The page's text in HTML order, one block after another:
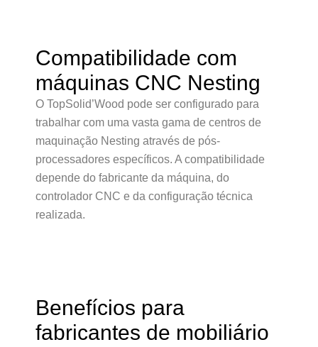
Compatibilidade com
máquinas CNC Nesting
O TopSolid’Wood pode ser configurado para
trabalhar com uma vasta gama de centros de
maquinação Nesting através de pós-
processadores específicos. A compatibilidade
depende do fabricante da máquina, do
controlador CNC e da configuração técnica
realizada.
Benefícios para
fabricantes de mobiliário